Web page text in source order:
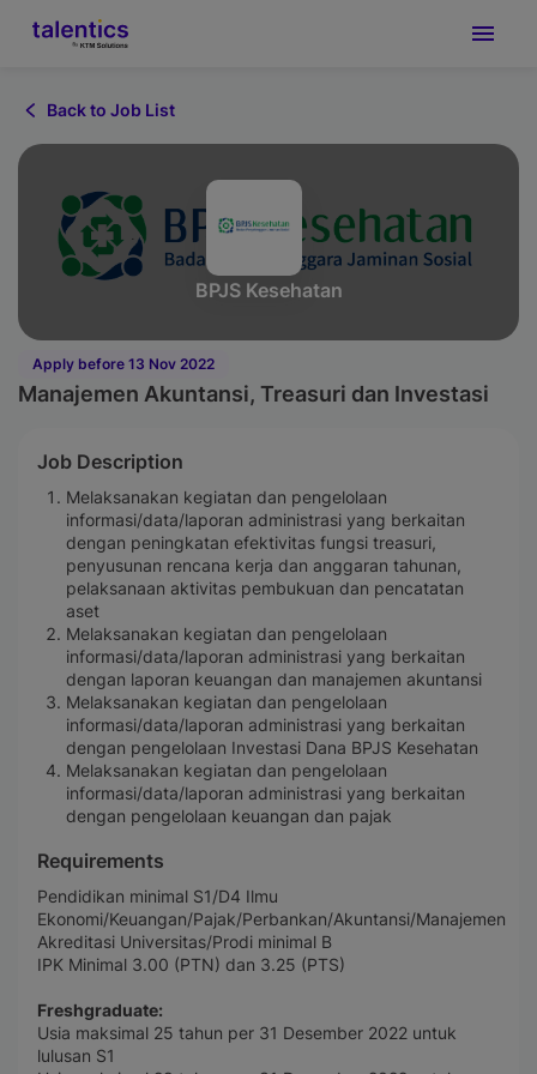
Back to Job List
BPJS Kesehatan
Apply before 13 Nov 2022
Manajemen Akuntansi, Treasuri dan Investasi
Job Description
Melaksanakan kegiatan dan pengelolaan
informasi/data/laporan administrasi yang berkaitan
dengan peningkatan efektivitas fungsi treasuri,
penyusunan rencana kerja dan anggaran tahunan,
pelaksanaan aktivitas pembukuan dan pencatatan
aset
Melaksanakan kegiatan dan pengelolaan
informasi/data/laporan administrasi yang berkaitan
dengan laporan keuangan dan manajemen akuntansi
Melaksanakan kegiatan dan pengelolaan
informasi/data/laporan administrasi yang berkaitan
dengan pengelolaan Investasi Dana BPJS Kesehatan
Melaksanakan kegiatan dan pengelolaan
informasi/data/laporan administrasi yang berkaitan
dengan pengelolaan keuangan dan pajak
Requirements
Pendidikan minimal S1/D4 Ilmu
Ekonomi/Keuangan/Pajak/Perbankan/Akuntansi/Manajemen
Akreditasi Universitas/Prodi minimal B
IPK Minimal 3.00 (PTN) dan 3.25 (PTS)
Freshgraduate:
Usia maksimal 25 tahun per 31 Desember 2022 untuk
lulusan S1